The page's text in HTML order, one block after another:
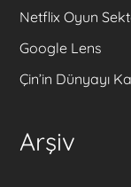
Netflix Oyun
Google Lens
Çin’in Dünyayı
Arşiv